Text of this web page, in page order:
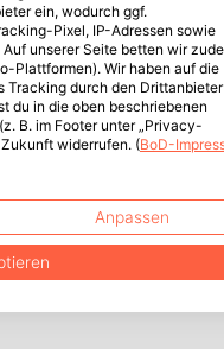
ein, wodurch ggf.
Pixel, IP-Adressen sowie
unserer Seite betten wir
Plattformen). Wir haben auf die
Tracking durch den Drittanbieter
du in die oben beschriebenen
B. im Footer unter „Privacy-
widerrufen. (BoD-
Anpassen